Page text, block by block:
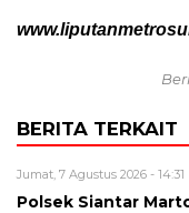
BERITA TERKAIT
Jumat, 7 Agustus 2026 - 14:31
Polsek Siantar